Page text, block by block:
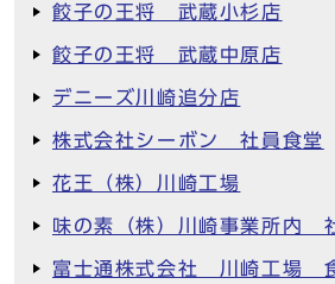
餃子の王将 武蔵小杉店
餃子の王将 武蔵中原店
デニーズ川崎追分店
株式会社シーボン 社員食堂
花王（株）川崎工場
味の素（株）川崎事業所内
富士通株式会社 川崎工場